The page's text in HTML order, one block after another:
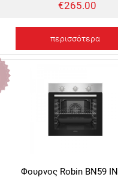
€265.00
περισσότερα
Φουρνος Robin BN59